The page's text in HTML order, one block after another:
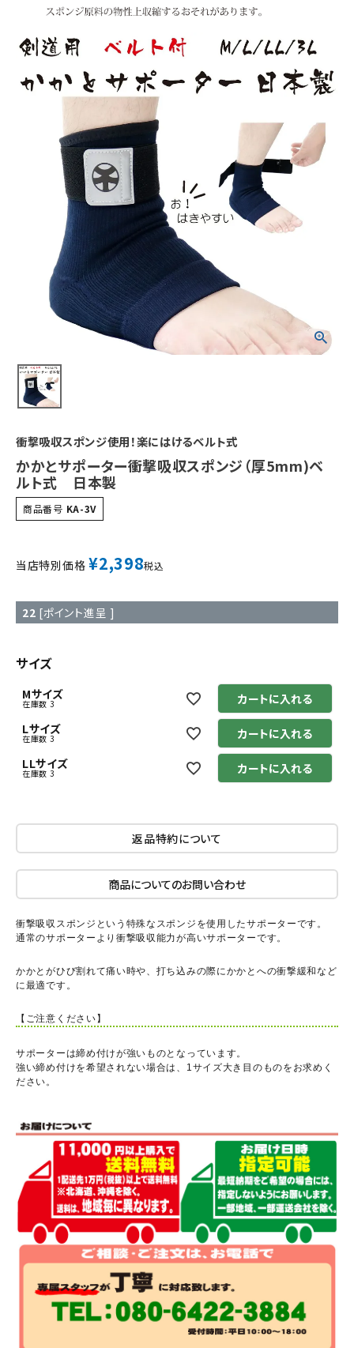
衝撃吸収スポンジ使用！楽にはけるベルト式
かかとサポーター衝撃吸収スポンジ（厚5mm)ベ
ルト式 日本製
商品番号 KA-3V
当店特別価格 ¥2,398税込
22 [ポイント進呈 ]
サイズ
Mサイズ
在庫数3
カートに入れる
Lサイズ
在庫数 3
カートに入れる
LLサイズ
在庫数 3 カートに入れる
返品特約について
商品についてのお問い合わせ
衝撃吸収スポンジという特殊なスポンジを使用したサポーターです。
通常のサポーターより衝撃吸収能力が高いサポーターです。
かかとがひび割れて痛い時や、打ち込みの際にかかとへの衝撃緩和など
に最適です。
【ご注意ください】
サポーターは締め付けが強いものとなっています。
強い締め付けを希望されない場合は、1サイズ大き目のものをお求めく
ださい。